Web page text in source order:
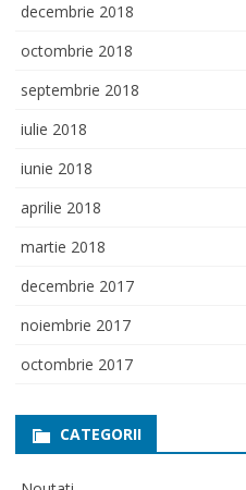
decembrie 2018
octombrie 2018
septembrie 2018
iulie 2018
iunie 2018
aprilie 2018
martie 2018
decembrie 2017
noiembrie 2017
octombrie 2017
CATEGORII